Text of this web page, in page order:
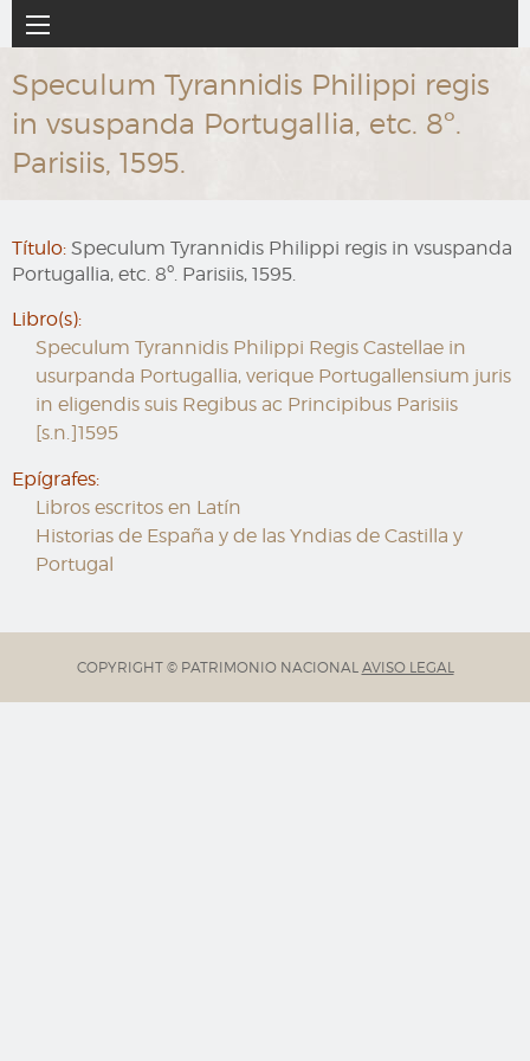
al
contenido
principal
Navegación
principal
Speculum Tyrannidis Philippi regis
in vsuspanda Portugallia, etc. 8º.
Parisiis, 1595.
Título: Speculum Tyrannidis Philippi regis in vsuspanda
Portugallia, etc. 8º. Parisiis, 1595.
Libro(s):
Speculum Tyrannidis Philippi Regis Castellae in
usurpanda Portugallia, verique Portugallensium juris
in eligendis suis Regibus ac Principibus Parisiis
[s.n.]1595
Epígrafes:
Libros escritos en Latín
Historias de España y de las Yndias de Castilla y
Portugal
COPYRIGHT © PATRIMONIO NACIONAL AVISO LEGAL